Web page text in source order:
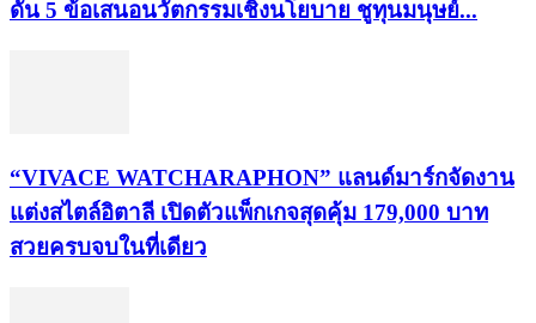
ดัน 5 ข้อเสนอนวัตกรรมเชิงนโยบาย ชูทุนมนุษย์...
“VIVACE WATCHARAPHON” แลนด์มาร์กจัดงาน
แต่งสไตล์อิตาลี เปิดตัวแพ็กเกจสุดคุ้ม 179,000 บาท
สวยครบจบในที่เดียว